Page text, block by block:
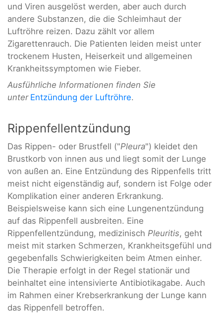
und Viren ausgelöst werden, aber auch durch
andere Substanzen, die die Schleimhaut der
Luftröhre reizen. Dazu zählt vor allem
Zigarettenrauch. Die Patienten leiden meist unter
trockenem Husten, Heiserkeit und allgemeinen
Krankheitssymptomen wie Fieber.
Ausführliche Informationen finden Sie
unter Entzündung der Luftröhre.
Rippenfellentzündung
Das Rippen- oder Brustfell ("Pleura") kleidet den
Brustkorb von innen aus und liegt somit der Lunge
von außen an. Eine Entzündung des Rippenfells tritt
meist nicht eigenständig auf, sondern ist Folge oder
Komplikation einer anderen Erkrankung.
Beispielsweise kann sich eine Lungenentzündung
auf das Rippenfell ausbreiten. Eine
Rippenfellentzündung, medizinisch Pleuritis, geht
meist mit starken Schmerzen, Krankheitsgefühl und
gegebenfalls Schwierigkeiten beim Atmen einher.
Die Therapie erfolgt in der Regel stationär und
beinhaltet eine intensivierte Antibiotikagabe. Auch
im Rahmen einer Krebserkrankung der Lunge kann
das Rippenfell betroffen.